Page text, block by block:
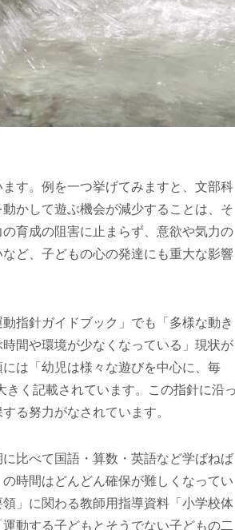
す。例を一つ挙げてみますと、文部科
かして遊ぶ機会が減少することは、そ
育成の阻害に止まらず、意欲や気力の
ど、子どもの心の発達にも重大な影響
指針ガイドブック」でも「多様な動き
間や環境が少なくなっている」現状が
は「幼児は様々な遊びを中心に、毎
く記載されています。この指針に沿っ
る努力がなされています。
比べて国語・算数・英語など学ばねば
時間はどんどん確保が難しくなってい
」に関わる教師用指導資料「小学校体
動する子どもとそうでない子どもの二